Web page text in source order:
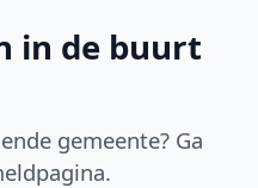
in de buurt
gemeente? Ga